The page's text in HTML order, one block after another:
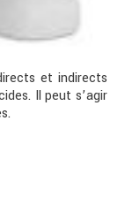
et indirects
Il peut s’agir